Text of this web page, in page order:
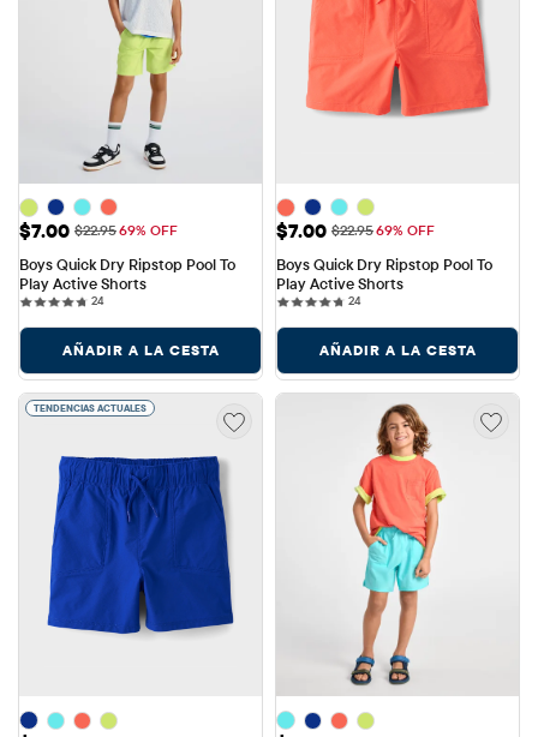
Precio de venta: $7.00
$7.00 Precio original: $22.95
$22.9569% OFF
Boys Quick Dry Ripstop Pool To
Play Active Shorts
2424 reviews
AÑADIR A LA CESTA
Precio de venta: $7.00
$7.00 Precio original: $22.95
$22.9569% OFF
Boys Quick Dry Ripstop Pool To
Play Active Shorts
2424 reviews
AÑADIR A LA CESTA
TENDENCIAS ACTUALES